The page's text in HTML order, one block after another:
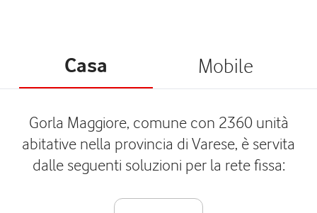
Casa Mobile
Gorla Maggiore, comune con 2360 unità
abitative nella provincia di Varese, è servita
dalle seguenti soluzioni per la rete fissa: